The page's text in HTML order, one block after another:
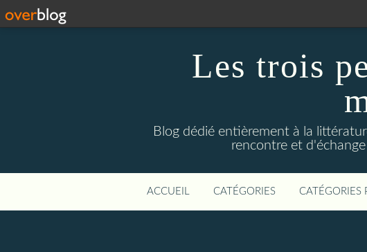
Les trois
Blog dédié entièrement à la
rencontre et
ACCUEIL CATÉGORIES CATÉGORIES